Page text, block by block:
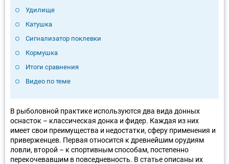
Удилище
Катушка
Сигнализатор поклевки
Кормушка
Итоги сравнения
Видео по теме
В рыболовной практике используются два вида донных
оснасток – классическая донка и фидер. Каждая из них
имеет свои преимущества и недостатки, сферу применения и
приверженцев. Первая относится к древнейшим орудиям
ловли, второй – к спортивным способам, постепенно
перекочевавшим в повседневность. В статье описаны их